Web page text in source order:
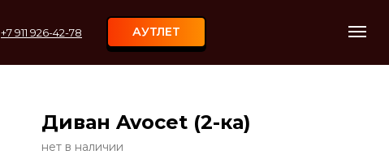
+7 911 926-42-78 АУТЛЕТ
Диван Avocet (2-ка)
нет в наличии